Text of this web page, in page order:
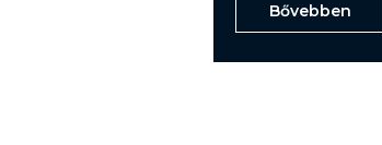
Bővebben